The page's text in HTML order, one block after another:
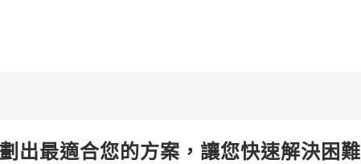
出最適合您的方案，讓您快速解決困難